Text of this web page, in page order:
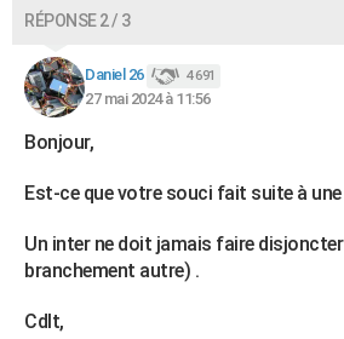
RÉPONSE 2 / 3
Daniel 26 4 691
27 mai 2024 à 11:56
Bonjour,
Est-ce que votre souci fait suite à
Un inter ne doit jamais faire
branchement autre) .
Cdlt,